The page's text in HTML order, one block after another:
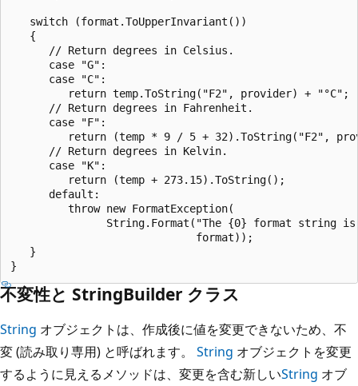
   switch (format.ToUpperInvariant())
   {
      // Return degrees in Celsius.
      case "G":
      case "C":
         return temp.ToString("F2", provider) + "°C";
      // Return degrees in Fahrenheit.
      case "F":
return (temp * 9 / 5 + 32).ToString("F2",
      // Return degrees in Kelvin.
      case "K":
         return (temp + 273.15).ToString();
      default:
         throw new FormatException(
String.Format("The {0} format string
                             format));
   }
不変性と StringBuilder クラス
String オブジェクトは、作成後に値を変更できないため、不
変 (読み取り専用) と呼ばれます。 String オブジェクトを変更
するように見えるメソッドは、変更を含む新しいString オブ